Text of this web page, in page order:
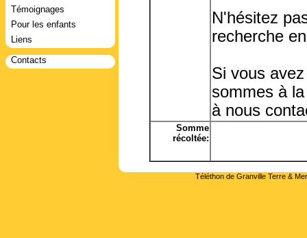
Témoignages
Pour les enfants
Liens
Contacts
N'hésitez
recherche
Si vous
sommes à
à nous
Somme
récoltée:
Téléthon de Granville Terre &